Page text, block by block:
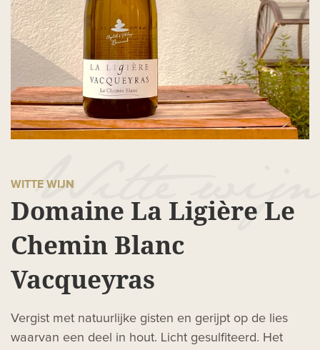
WITTE WIJN
Domaine La Ligière Le
Chemin Blanc
Vacqueyras
Vergist met natuurlijke gisten en gerijpt op de lies
waarvan een deel in hout. Licht gesulfiteerd. Het